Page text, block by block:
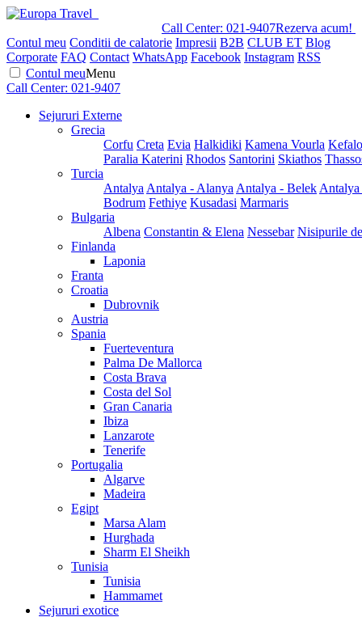
Call Center: 021-9407Rezerva acum!
Contul meu Conditii de calatorie Impresii B2B CLUB ET Blog
Corporate FAQ Contact WhatsApp Facebook Instagram RSS
Contul meuMenu
Call Center: 021-9407
Sejururi Externe
Grecia
Corfu Creta Evia Halkidiki Kamena Vourla
Paralia Katerini Rhodos Santorini Skiathos
Turcia
Antalya Antalya - Alanya Antalya - Belek
Bodrum Fethiye Kusadasi Marmaris
Bulgaria
Albena Constantin & Elena Nessebar Nisipurile
Finlanda
Laponia
Franta
Croatia
Dubrovnik
Austria
Spania
Fuerteventura
Palma De Mallorca
Costa Brava
Costa del Sol
Gran Canaria
Ibiza
Lanzarote
Tenerife
Portugalia
Algarve
Madeira
Egipt
Marsa Alam
Hurghada
Sharm El Sheikh
Tunisia
Tunisia
Hammamet
Sejururi exotice